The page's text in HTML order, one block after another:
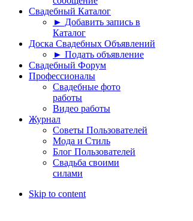
Свадебный Каталог
► Добавить запись в
Каталог
Доска Свадебных Объявлений
► Подать объявление
Свадебный Форум
Профессионалы
Свадебные фото
работы
Видео работы
Журнал
Советы Пользователей
Мода и Стиль
Блог Пользователей
Свадьба своими
силами
Skip to content